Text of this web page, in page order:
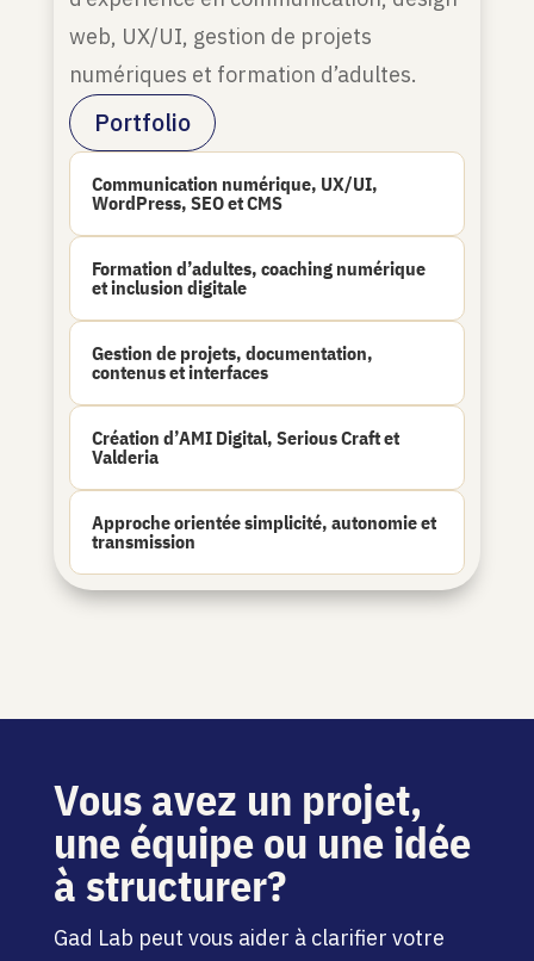
web, UX/UI, gestion de projets
numériques et formation d’adultes.
Portfolio
Communication numérique, UX/UI,
WordPress, SEO et CMS
Formation d’adultes, coaching numérique
et inclusion digitale
Gestion de projets, documentation,
contenus et interfaces
Création d’AMI Digital, Serious Craft et
Valderia
Approche orientée simplicité, autonomie et
transmission
Vous avez un projet,
une équipe ou une idée
à structurer?
Gad Lab peut vous aider à clarifier votre